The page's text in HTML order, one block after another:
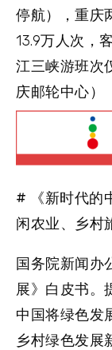
停航），重庆
13.9万人次，
江三峡游班次
庆邮轮中心）
# 《新时代的
闲农业、乡村
国务院新闻办
展》白皮书。
中国将绿色发
乡村绿色发展